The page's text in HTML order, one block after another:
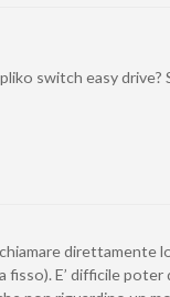
switch easy drive?
direttamente
fisso). E’ difficile poter